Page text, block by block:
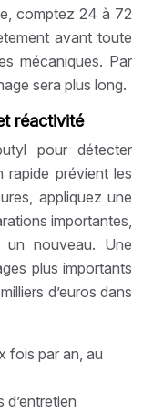
comptez 24 à 72
avant toute
mécaniques. Par
sera plus long.
réactivité
pour détecter
rapide prévient les
appliquez une
importantes,
un nouveau. Une
plus importants
d’euros dans
fois par an, au
d’entretien